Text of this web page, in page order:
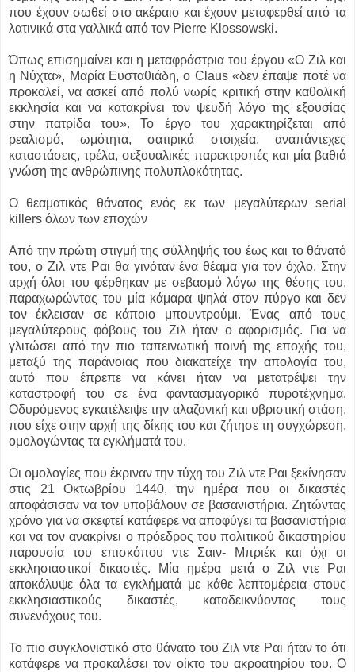
που έχουν σωθεί στο ακέραιο και έχουν μεταφερθεί από τα
λατινικά στα γαλλικά από τον Pierre Klossowski.
Όπως επισημαίνει και η μεταφράστρια του έργου «Ο Ζιλ και
η Νύχτα», Μαρία Ευσταθιάδη, ο Claus «δεν έπαψε ποτέ να
προκαλεί, να ασκεί από πολύ νωρίς κριτική στην καθολική
εκκλησία και να κατακρίνει τον ψευδή λόγο της εξουσίας
στην πατρίδα του». Το έργο του χαρακτηρίζεται από
ρεαλισμό, ωμότητα, σατιρικά στοιχεία, αναπάντεχες
καταστάσεις, τρέλα, σεξουαλικές παρεκτροπές και μία βαθιά
γνώση της ανθρώπινης πολυπλοκότητας.
Ο θεαματικός θάνατος ενός εκ των μεγαλύτερων serial
killers όλων των εποχών
Από την πρώτη στιγμή της σύλληψής του έως και το θάνατό
του, ο Ζιλ ντε Ραι θα γινόταν ένα θέαμα για τον όχλο. Στην
αρχή όλοι του φέρθηκαν με σεβασμό λόγω της θέσης του,
παραχωρώντας του μία κάμαρα ψηλά στον πύργο και δεν
τον έκλεισαν σε κάποιο μπουντρούμι. Ένας από τους
μεγαλύτερους φόβους του Ζιλ ήταν ο αφορισμός. Για να
γλιτώσει από την πιο ταπεινωτική ποινή της εποχής του,
μεταξύ της παράνοιας που διακατείχε την απολογία του,
αυτό που έπρεπε να κάνει ήταν να μετατρέψει την
καταστροφή του σε ένα φαντασμαγορικό πυροτέχνημα.
Οδυρόμενος εγκατέλειψε την αλαζονική και υβριστική στάση,
που είχε στην αρχή της δίκης του και ζήτησε τη συγχώρεση,
ομολογώντας τα εγκλήματά του.
Οι ομολογίες που έκριναν την τύχη του Ζιλ ντε Ραι ξεκίνησαν
στις 21 Οκτωβρίου 1440, την ημέρα που οι δικαστές
αποφάσισαν να τον υποβάλουν σε βασανιστήρια. Ζητώντας
χρόνο για να σκεφτεί κατάφερε να αποφύγει τα βασανιστήρια
και να τον ανακρίνει ο πρόεδρος του πολιτικού δικαστηρίου
παρουσία του επισκόπου ντε Σαιν- Μπριέκ και όχι οι
εκκλησιαστικοί δικαστές. Μία ημέρα μετά ο Ζιλ ντε Ραι
αποκάλυψε όλα τα εγκλήματά με κάθε λεπτομέρεια στους
εκκλησιαστικούς δικαστές, καταδεικνύοντας τους
συνενόχους του.
Το πιο συγκλονιστικό στο θάνατο του Ζιλ ντε Ραι ήταν το ότι
κατάφερε να προκαλέσει τον οίκτο του ακροατηρίου του. Ο